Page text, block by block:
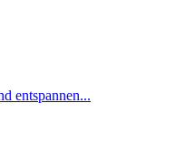
entspannen...